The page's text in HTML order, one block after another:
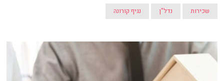
שכירות נדל"ן נגיף קורונה